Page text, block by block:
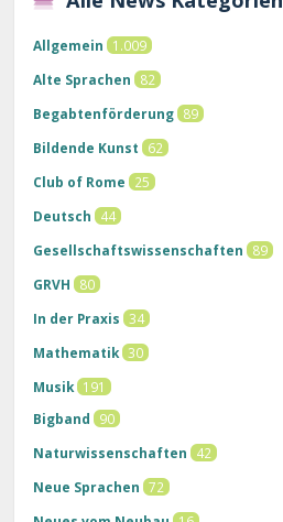
Allgemein
1.009
Alte Sprachen
82
Begabtenförderung 89
Bildende Kunst
62
Club of Rome
25
Deutsch
44
Gesellschaftswissenschaften
89
GRVH
80
In der Praxis
34
Mathematik 30
Musik 191
Bigband
90
Naturwissenschaften
42
Neue Sprachen 72